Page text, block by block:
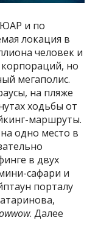
ЮАР и по
локация в
человек и
но
мегаполис.
на пляже
ходьбы от
маршруты.
одно место в
в двух
сафари и
порталу
. Далее